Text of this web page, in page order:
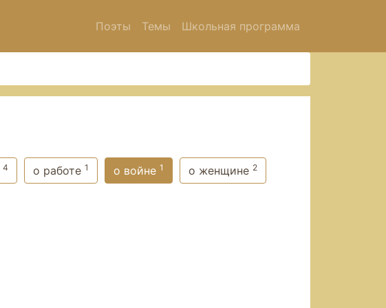
Поэты Темы Школьная программа
4 о работе 1 о войне 1 о женщине 2